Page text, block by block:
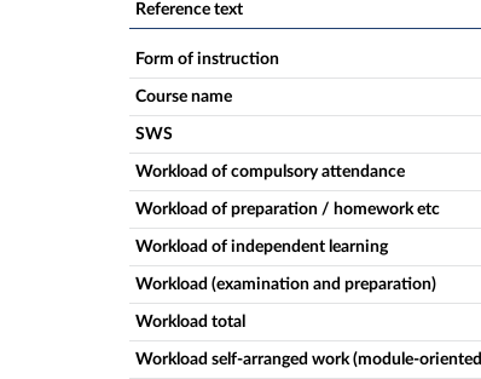
Reference text
Form of instruction
Course name
SWS
Workload of compulsory attendance
Workload of preparation / homework etc
Workload of independent learning
Workload (examination and preparation)
Workload total
Workload self-arranged work (module-oriented